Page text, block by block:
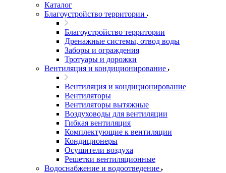
Каталог
Благоустройство территории
Благоустройство территории
Дренажные системы, отвод воды
Заборы и ограждения
Тротуары и дорожки
Вентиляция и кондиционирование
Вентиляция и кондиционирование
Вентиляторы
Вентиляторы вытяжные
Воздуховоды для вентиляции
Гибкая вентиляция
Комплектующие к вентиляции
Кондиционеры
Осушители воздуха
Решетки вентиляционные
Водоснабжение и водоотведение